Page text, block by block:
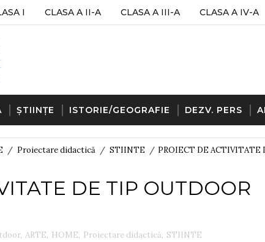
I CLASA A II-A CLASA A III-A CLASA A IV-A
ȘTIINȚE ISTORIE/GEOGRAFIE DEZV. PERS
/ Proiectare didactică / STIINTE / PROIECT DE ACTIVITATE
DE TIP OUTDOOR
, ARTE, HOME, Proiectare didactică, STIINTE